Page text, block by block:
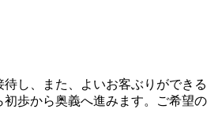
し、また、よいお客ぶりができ
歩から奥義へ進みます。ご希望